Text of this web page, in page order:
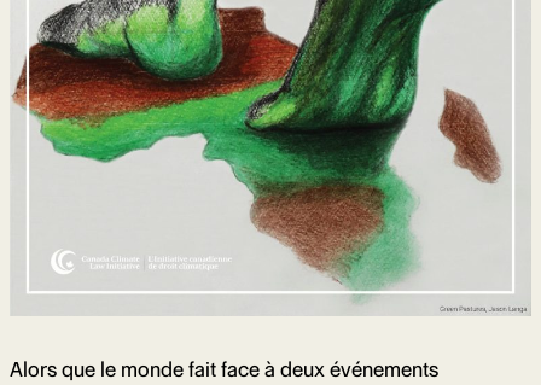
Alors que le monde fait face à deux événements